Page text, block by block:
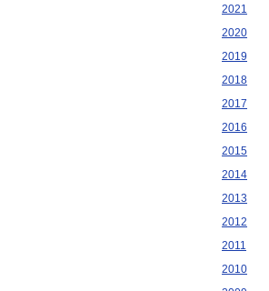
2021
2020
2019
2018
2017
2016
2015
2014
2013
2012
2011
2010